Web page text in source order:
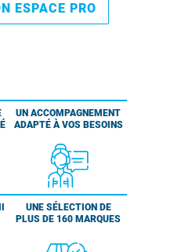
ESPACE PRO
UN ACCOMPAGNEMENT
ADAPTÉ À VOS BESOINS
UNE SÉLECTION DE
PLUS DE 160 MARQUES